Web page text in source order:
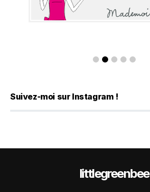
Suivez-moi sur Instagram !
littlegreenbee